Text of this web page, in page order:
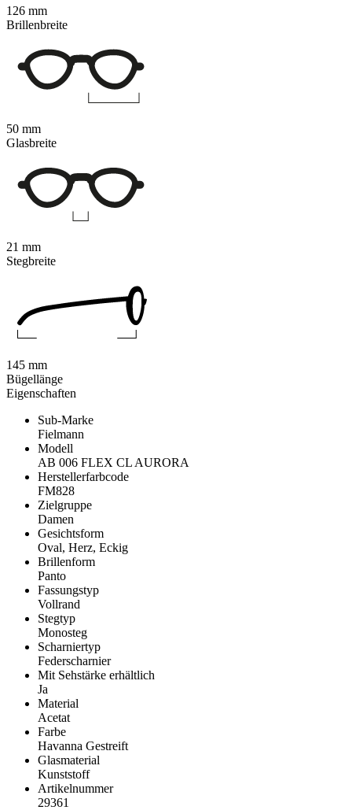
Eigenschaften
Sub-Marke
Fielmann
Modell
AB 006 FLEX CL AURORA
Herstellerfarbcode
FM828
Zielgruppe
Damen
Gesichtsform
Oval, Herz, Eckig
Brillenform
Panto
Fassungstyp
Vollrand
Stegtyp
Monosteg
Scharniertyp
Federscharnier
Mit Sehstärke erhältlich
Ja
Material
Acetat
Farbe
Havanna Gestreift
Glasmaterial
Kunststoff
Artikelnummer
29361
126 mm
Brillenbreite
50 mm
Glasbreite
21 mm
Stegbreite
145 mm
Bügellänge